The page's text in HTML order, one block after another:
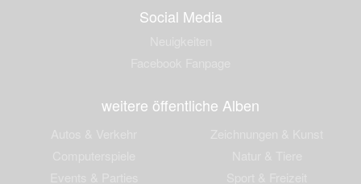
Social Media
weitere öffentliche Alben